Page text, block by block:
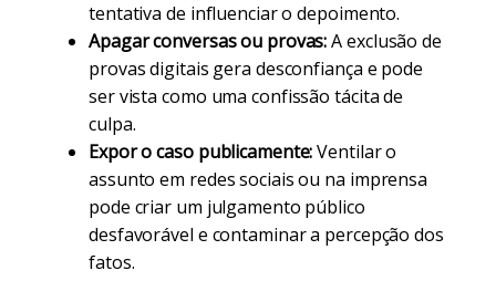
tentativa de influenciar o depoimento.
Apagar conversas ou provas:A exclusão de
provas digitais gera desconfiança e pode
ser vista como uma confissão tácita de
culpa.
Expor o caso publicamente:Ventilar o
assunto em redes sociais ou na imprensa
pode criar um julgamento público
desfavorável e contaminar a percepção dos
fatos.